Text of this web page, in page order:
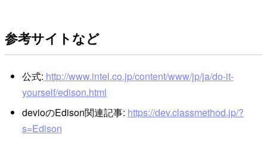
参考サイトなど
公式: http://www.intel.co.jp/content/www/jp/ja/do-it-
yourself/edison.html
devioのEdison関連記事: https://dev.classmethod.jp/?
s=Edison